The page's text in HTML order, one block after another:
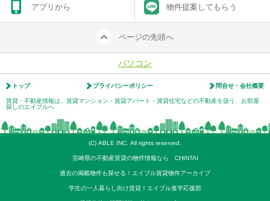
アプリから 物件提案してもらう
ページの先頭へ
パソコン
トップ プライバシーポリシー 問合せ・会社概要
賃貸・不動産情報は、賃貸マンション・賃貸アパート・賃貸住宅などの不動産を扱う、お部屋
探しのエイブルへ
(C) ABLE INC. All rights reserved.
宮崎県の不動産賃貸の物件情報なら CHINTAI
過去の掲載物件も探せる！エイブル賃貸物件アーカイブ
学生の一人暮らし向け賃貸！エイブル進学応援部